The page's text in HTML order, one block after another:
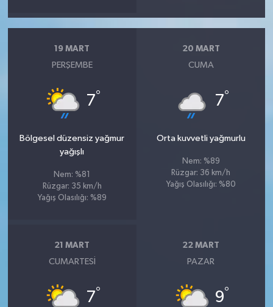
19 MART
PERŞEMBE
7°
Bölgesel düzensiz yağmur
yağışlı
Nem: %81
Rüzgar: 35 km/h
Yağış Olasılığı: %89
20 MART
CUMA
7°
Orta kuvvetli yağmurlu
Nem: %89
Rüzgar: 36 km/h
Yağış Olasılığı: %80
21 MART
CUMARTESI
7°
22 MART
PAZAR
9°